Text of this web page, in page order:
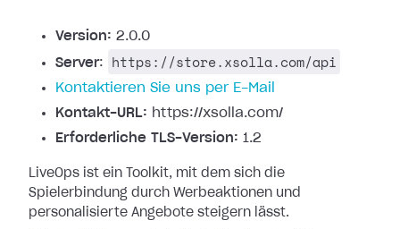
Version: 2.0.0
Server: https://store.xsolla.com/api
Kontaktieren Sie uns per E-Mail
Kontakt-URL: https://xsolla.com/
Erforderliche TLS-Version: 1.2
LiveOps ist ein Toolkit, mit dem sich die
Spielerbindung durch Werbeaktionen und
personalisierte Angebote steigern lässt.